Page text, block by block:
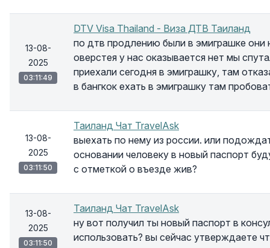
13-08-
2025
03:11:49
DTV Visa Thailand - Виза ДТВ Таиланд
по дтв продлению были в эмиграшке
оверстея у нас оказывается нет мы
приехали сегодня в эмиграшку, там
в бангкок ехать в эмиграшку там
13-08-
2025
03:11:50
Таиланд Чат TravelAsk
выехать по нему из россии. или
основании человеку в новый паспорт
с отметкой о въезде жив?
13-08-
2025
03:11:50
Таиланд Чат TravelAsk
ну вот получил ты новый паспорт в
использовать? вы сейчас утверждаете